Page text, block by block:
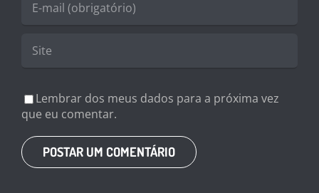
Lembrar dos meus dados para a próxima vez
que eu comentar.